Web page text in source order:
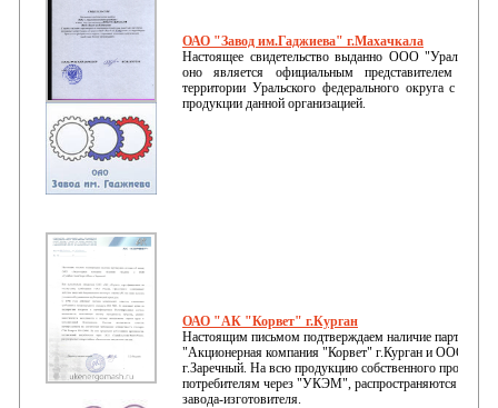
ОАО "Завод им.Гаджиева" г.Махачкала
Настоящее свидетельство выданно ООО
оно является официальным представителем
территории Уральского федерального округа с
продукции данной организацией.
ОАО "АК "Корвет" г.Курган
Настоящим письмом подтверждаем наличие
"Акционерная компания "Корвет" г.Курган и ООО
г.Заречный. На всю продукцию собственного
потребителям через "УКЭМ", распространяются
завода-изготовителя.